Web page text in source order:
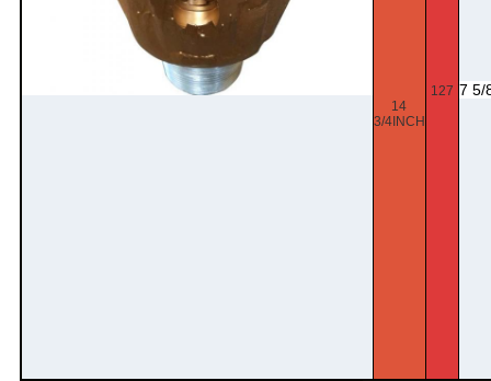
14
3/4INCH
127 7 5/